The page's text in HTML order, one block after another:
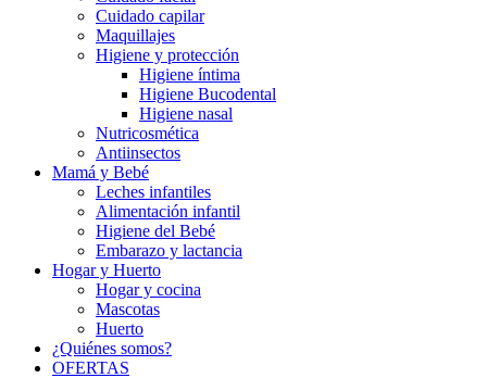
Cuidado capilar
Maquillajes
Higiene y protección
Higiene íntima
Higiene Bucodental
Higiene nasal
Nutricosmética
Antiinsectos
Mamá y Bebé
Leches infantiles
Alimentación infantil
Higiene del Bebé
Embarazo y lactancia
Hogar y Huerto
Hogar y cocina
Mascotas
Huerto
¿Quiénes somos?
OFERTAS